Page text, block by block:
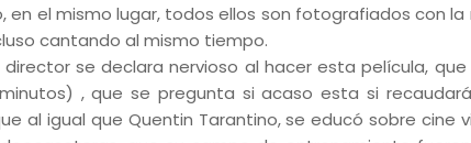
en el mismo lugar, todos ellos son fotografiados con
cantando al mismo tiempo.
se declara nervioso al hacer esta película,
, que se pregunta si acaso esta si
al igual que Quentin Tarantino, se educó sobre cine